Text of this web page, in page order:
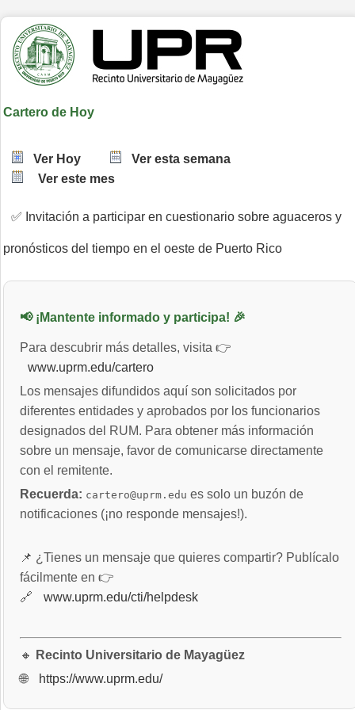
Cartero de Hoy
Ver Hoy
Ver esta semana
Ver este mes
✅ Invitación a participar en cuestionario sobre aguaceros y
pronósticos del tiempo en el oeste de Puerto Rico
📢 ¡Mantente informado y participa! 🎉
Para descubrir más detalles, visita 👉
www.uprm.edu/cartero
Los mensajes difundidos aquí son solicitados por
diferentes entidades y aprobados por los funcionarios
designados del RUM. Para obtener más información
sobre un mensaje, favor de comunicarse directamente
con el remitente.
Recuerda: cartero@uprm.edu es solo un buzón de
notificaciones (¡no responde mensajes!).
📌 ¿Tienes un mensaje que quieres compartir? Publícalo
fácilmente en 👉
🔗
www.uprm.edu/cti/helpdesk
🔸
Recinto Universitario de Mayagüez
🌐
https://www.uprm.edu/